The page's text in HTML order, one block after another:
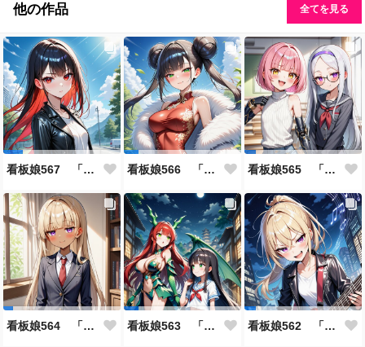
他の作品 全てを見る
看板娘567 「雪村恋のよもやま話」 看板娘566 「ナンシー・ツァオのよもやま話」 看板娘565 「銀一族」
看板娘564 「ジェルマ・レスポストン・八百のよもやま話」 看板娘563 「騒ぎの終わり」 看板娘562 「八木沼千絵のよもやま話」